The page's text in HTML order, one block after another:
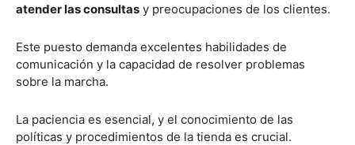
atender las consultas y preocupaciones de los clientes.
Este puesto demanda excelentes habilidades de
comunicación y la capacidad de resolver problemas
sobre la marcha.
La paciencia es esencial, y el conocimiento de las
políticas y procedimientos de la tienda es crucial.